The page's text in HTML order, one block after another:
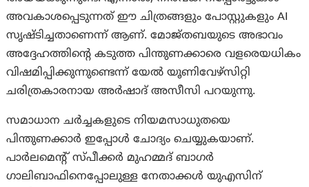
അവകാശപ്പെടുന്നത് ഈ ചിത്രങ്ങളും പോസ്റ്റുകളും AI
സൃഷ്ടിച്ചതാണെന്ന് ആണ്. മോജ്തബയുടെ അഭാവം
അദ്ദേഹത്തിന്റെ കടുത്ത പിന്തുണക്കാരെ വളരെയധികം
വിഷമിപ്പിക്കുന്നുണ്ടെന്ന് യേൽ യൂണിവേഴ്സിറ്റി
ചരിത്രകാരനായ അർഷാദ് അസീസി പറയുന്നു.
സമാധാന ചർച്ചകളുടെ നിയമസാധുതയെ
പിന്തുണക്കാര്‍ ഇപ്പോൾ ചോദ്യം ചെയ്യുകയാണ്.
പാർലമെന്റ് സ്പീക്കർ മുഹമ്മദ് ബാഗർ
ഗാലിബാഫിനെപ്പോലുള്ള നേതാക്കൾ യുഎസിന്